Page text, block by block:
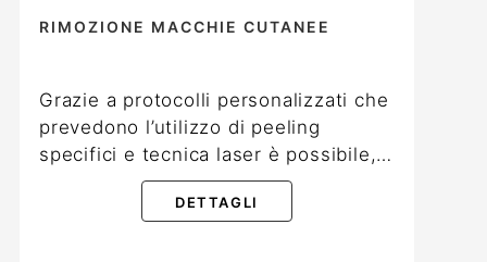
RIMOZIONE MACCHIE CUTANEE
Grazie a protocolli personalizzati che
prevedono l’utilizzo di peeling
specifici e tecnica laser è possibile,…
DETTAGLI